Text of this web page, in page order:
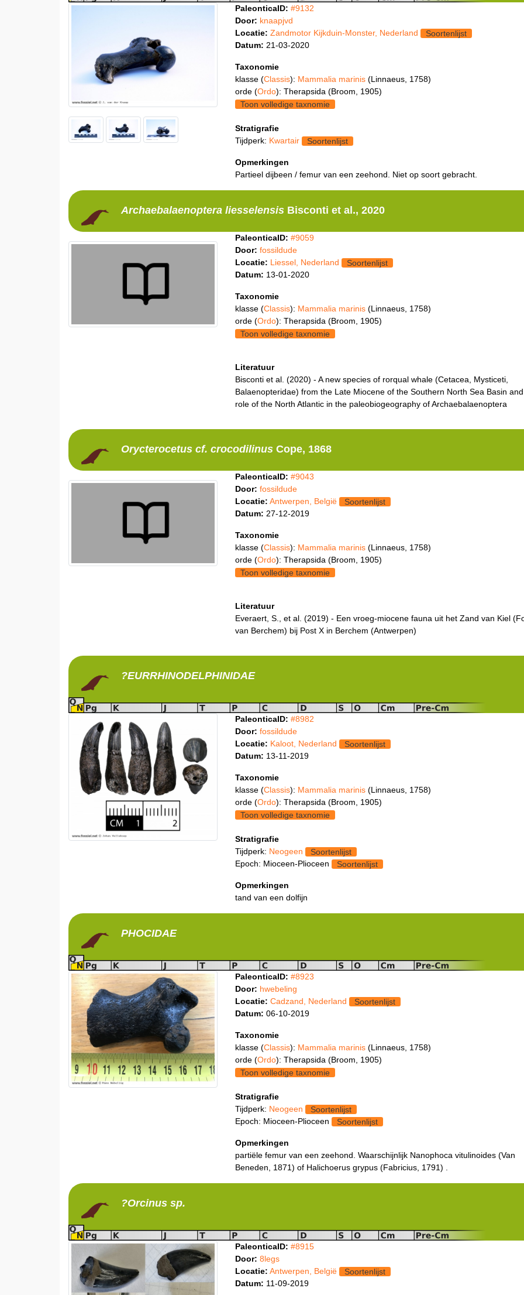
PaleonticaID: #9132
Door: knaapjvd
Locatie: Zandmotor Kijkduin-Monster, Nederland
Soortenlijst
Datum: 21-03-2020
Taxonomie
klasse (Classis): Mammalia marinis (Linnaeus, 1758)
orde (Ordo): Therapsida (Broom, 1905)
Toon volledige taxnomie
Stratigrafie
Tijdperk: Kwartair Soortenlijst
Opmerkingen
Partieel dijbeen / femur van een zeehond. Niet op soort gebracht.
Archaebalaenopteraliesselensis Bisconti et al., 2020
PaleonticaID: #9059
Door: fossildude
Locatie: Liessel, Nederland
Soortenlijst
Datum: 13-01-2020
Taxonomie
klasse (Classis): Mammalia marinis (Linnaeus, 1758)
orde (Ordo): Therapsida (Broom, 1905)
Toon volledige taxnomie
Literatuur
Bisconti et al. (2020) - A new species of rorqual whale (Cetacea, Mysticeti,
Balaenopteridae) from the Late Miocene of the Southern North Sea Basin
role of the North Atlantic in the paleobiogeography of Archaebalaenoptera
Orycterocetuscf. crocodilinus Cope, 1868
PaleonticaID: #9043
Door: fossildude
Locatie: Antwerpen, België
Soortenlijst
Datum: 27-12-2019
Taxonomie
klasse (Classis): Mammalia marinis (Linnaeus, 1758)
orde (Ordo): Therapsida (Broom, 1905)
Toon volledige taxnomie
Literatuur
Everaert, S., et al. (2019) - Een vroeg-miocene fauna uit het Zand van Kiel
van Berchem) bij Post X in Berchem (Antwerpen)
?EURRHINODELPHINIDAE
PaleonticaID: #8982
Door: fossildude
Locatie: Kaloot, Nederland
Soortenlijst
Datum: 13-11-2019
Taxonomie
klasse (Classis): Mammalia marinis (Linnaeus, 1758)
orde (Ordo): Therapsida (Broom, 1905)
Toon volledige taxnomie
Stratigrafie
Tijdperk: Neogeen
Soortenlijst
Epoch: Mioceen-Plioceen
Soortenlijst
Opmerkingen
tand van een dolfijn
PHOCIDAE
PaleonticaID: #8923
Door: hwebeling
Locatie: Cadzand, Nederland
Soortenlijst
Datum: 06-10-2019
Taxonomie
klasse (Classis): Mammalia marinis (Linnaeus, 1758)
orde (Ordo): Therapsida (Broom, 1905)
Toon volledige taxnomie
Stratigrafie
Tijdperk: Neogeen
Soortenlijst
Epoch: Mioceen-Plioceen
Soortenlijst
Opmerkingen
partiële femur van een zeehond. Waarschijnlijk Nanophoca vitulinoides (Van
Beneden, 1871) of Halichoerus grypus (Fabricius, 1791) .
?Orcinussp.
PaleonticaID: #8915
Door: 8legs
Locatie: Antwerpen, België
Soortenlijst
Datum: 11-09-2019